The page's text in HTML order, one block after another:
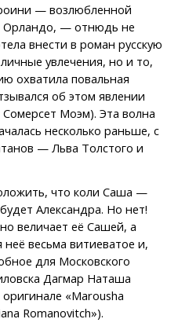
— возлюбленной
Орландо, — отнюдь не
внести в роман русскую
увлечения, но и то,
охватила повальная
об этом явлении
Сомерсет Моэм). Эта волна
несколько раньше, с
— Льва Толстого и
что коли Саша —
Александра. Но нет!
величает её Сашей, а
весьма витиеватое и,
для Московского
Дагмар Наташа
«Marousha
Romanovitch»).